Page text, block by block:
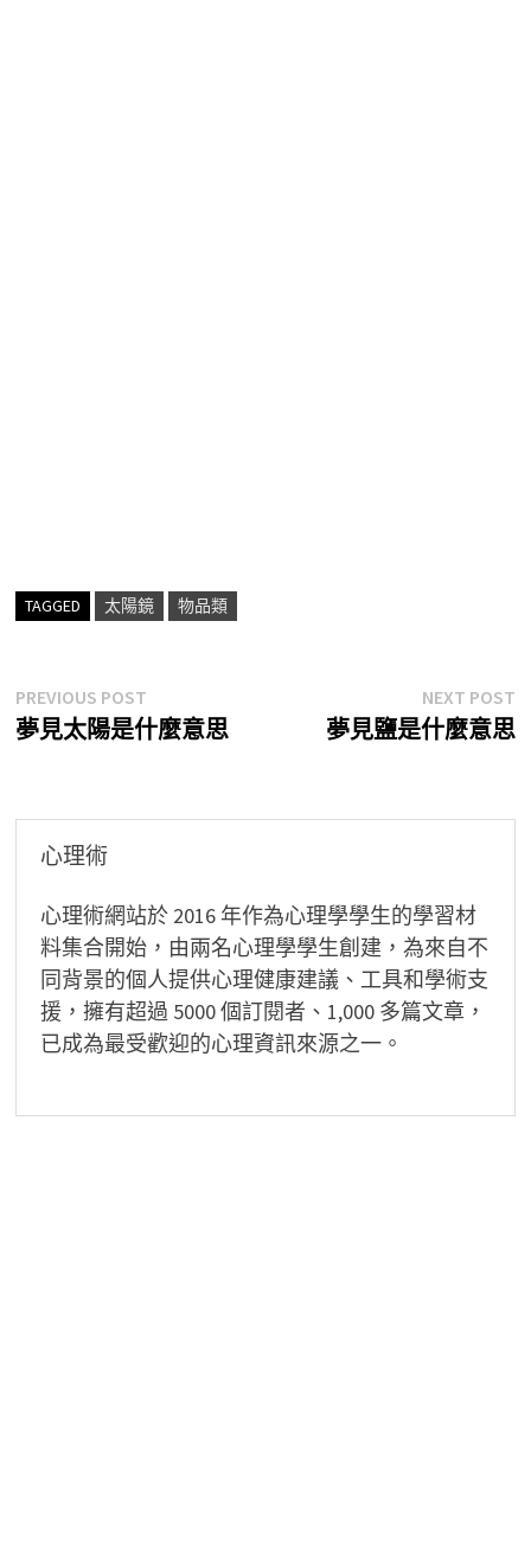
TAGGED 太陽鏡 物品類
文
章
覽
PREVIOUS POSTPrevious
post:
夢見太陽是什麼意思
NEXT POST
夢見鹽是什麼意思
心理術
心理術網站於 2016 年作為心理學學生的學習材
料集合開始，由兩名心理學學生創建，為來自不
同背景的個人提供心理健康建議、工具和學術支
援，擁有超過 5000 個訂閱者、1,000 多篇文章，
已成為最受歡迎的心理資訊來源之一。